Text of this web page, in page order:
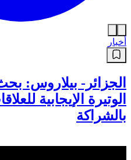
أخبار
الجزائر- بيلاروس:
الوتيرة الإيجابية
بالشراكة